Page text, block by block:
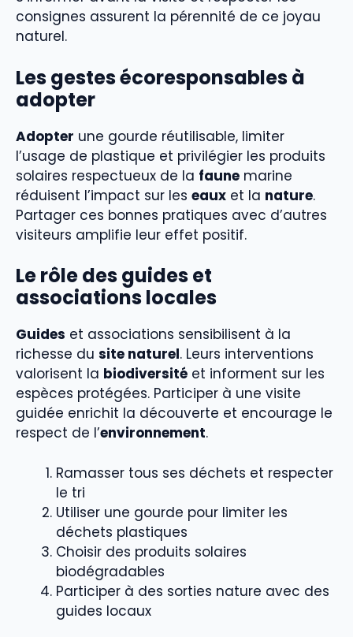
consignes assurent la pérennité de ce joyau
naturel.
Les gestes écoresponsables à
adopter
Adopter une gourde réutilisable, limiter
l’usage de plastique et privilégier les produits
solaires respectueux de la faune marine
réduisent l’impact sur les eaux et la nature.
Partager ces bonnes pratiques avec d’autres
visiteurs amplifie leur effet positif.
Le rôle des guides et
associations locales
Guides et associations sensibilisent à la
richesse du site naturel. Leurs interventions
valorisent la biodiversité et informent sur les
espèces protégées. Participer à une visite
guidée enrichit la découverte et encourage le
respect de l’environnement.
Ramasser tous ses déchets et respecter
le tri
Utiliser une gourde pour limiter les
déchets plastiques
Choisir des produits solaires
biodégradables
Participer à des sorties nature avec des
guides locaux